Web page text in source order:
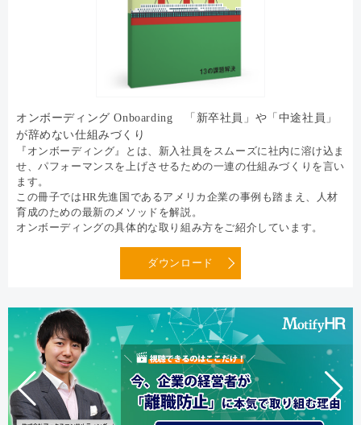
オンボーディング Onboarding 「新卒社員」や「中途社員」
が辞めない仕組みづくり
『オンボーディング』とは、新入社員をスムーズに社内に溶け込ま
せ、パフォーマンスを上げさせるための一連の仕組みづくりを言い
ます。
この冊子ではHR先進国であるアメリカ企業の事例も踏まえ、人材
育成のための最新のメソッドを解説。
オンボーディングの具体的な取り組み方をご紹介しています。
ダウンロード